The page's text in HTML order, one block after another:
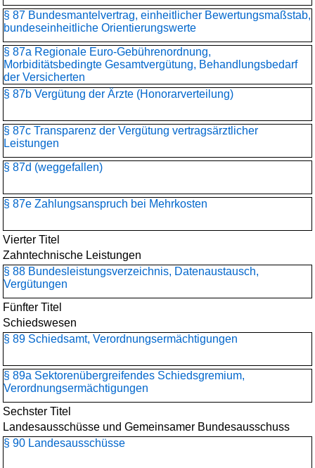
§ 87 Bundesmantelvertrag, einheitlicher Bewertungsmaßstab,
bundeseinheitliche Orientierungswerte
§ 87a Regionale Euro-Gebührenordnung,
Morbiditätsbedingte Gesamtvergütung, Behandlungsbedarf
der Versicherten
§ 87b Vergütung der Ärzte (Honorarverteilung)
§ 87c Transparenz der Vergütung vertragsärztlicher
Leistungen
§ 87d (weggefallen)
§ 87e Zahlungsanspruch bei Mehrkosten
Vierter Titel
Zahntechnische Leistungen
§ 88 Bundesleistungsverzeichnis, Datenaustausch,
Vergütungen
Fünfter Titel
Schiedswesen
§ 89 Schiedsamt, Verordnungsermächtigungen
§ 89a Sektorenübergreifendes Schiedsgremium,
Verordnungsermächtigungen
Sechster Titel
Landesausschüsse und Gemeinsamer Bundesausschuss
§ 90 Landesausschüsse